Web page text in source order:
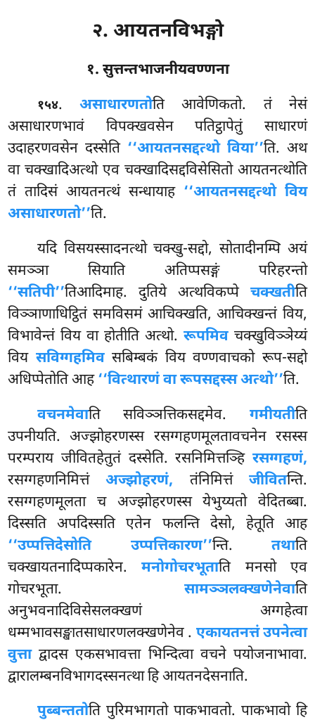
२. आयतनविभङ्गो
१. सुत्तन्तभाजनीयवण्णना
१५४.असाधारणतोतिआवेणिकतो. तं नेसं
असाधारणभावं विपक्खवसेन पतिट्ठापेतुं साधारणं
उदाहरणवसेन दस्सेति ‘‘आयतनसद्दत्थो विया’’ति. अथ
वा चक्खादिअत्थो एव चक्खादिसद्दविसेसितो आयतनत्थोति
तं तादिसं आयतनत्थं सन्धायाह ‘‘आयतनसद्दत्थो विय
असाधारणतो’’ति.
यदि विसयस्सादनत्थो चक्खु-सद्दो, सोतादीनम्पि अयं
समञ्ञा सियाति अतिप्पसङ्गं परिहरन्तो
‘‘सतिपी’’तिआदिमाह. दुतिये अत्थविकप्पे चक्खतीति
विञ्ञाणाधिट्ठितं समविसमं आचिक्खति, आचिक्खन्तं विय,
विभावेन्तं विय वा होतीति अत्थो. रूपमिवचक्खुविञ्ञेय्यं
विय सविग्गहमिवसबिम्बकं विय वण्णवाचको रूप-सद्दो
अधिप्पेतोति आह‘‘वित्थारणं वा रूपसद्दस्स अत्थो’’ति.
वचनमेवाति सविञ्ञत्तिकसद्दमेव. गमीयतीति
उपनीयति. अज्झोहरणस्स रसग्गहणमूलतावचनेन रसस्स
परम्पराय जीवितहेतुतं दस्सेति. रसनिमित्तञ्हि रसग्गहणं,
रसग्गहणनिमित्तंअज्झोहरणं, तंनिमित्तं जीवितन्ति.
रसग्गहणमूलता च अज्झोहरणस्स येभुय्यतो वेदितब्बा.
दिस्सति अपदिस्सति एतेन फलन्ति देसो, हेतूति आह
‘‘उप्पत्तिदेसोति उप्पत्तिकारण’’न्ति. तथाति
चक्खायतनादिप्पकारेन.मनोगोचरभूताति मनसो एव
गोचरभूता. सामञ्ञलक्खणेनेवाति
अनुभवनादिविसेसलक्खणं अग्गहेत्वा
धम्मभावसङ्खातसाधारणलक्खणेनेव . एकायतनत्तं उपनेत्वा
वुत्ताद्वादस एकसभावत्ता भिन्दित्वा वचने पयोजनाभावा.
द्वारालम्बनविभागदस्सनत्था हि आयतनदेसनाति.
पुब्बन्ततोति पुरिमभागतो पाकभावतो. पाकभावो हि